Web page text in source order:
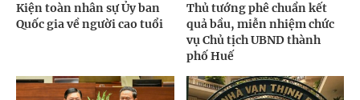
Kiện toàn nhân sự Ủy ban
Quốc gia về người cao tuổi
Thủ tướng phê chuẩn kết
quả bầu, miễn nhiệm chức
vụ Chủ tịch UBND thành
phố Huế